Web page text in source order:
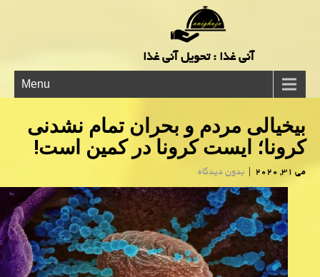
آنی غذا : تحویل آنی غذا
Menu
بیخیالی مردم و بحران تمام نشدنی
كرونا؛ ایست كرونا در كمین است!
می 31, 2020 | بدون دیدگاه